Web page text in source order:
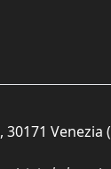
Venezia